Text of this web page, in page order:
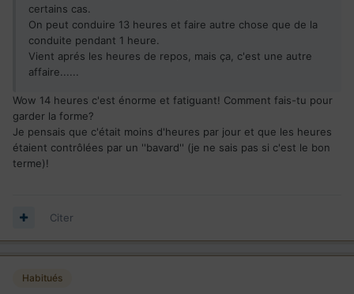
certains cas.
On peut conduire 13 heures et faire autre chose que de la
conduite pendant 1 heure.
Vient aprés les heures de repos, mais ça, c'est une autre
affaire......
Wow 14 heures c'est énorme et fatiguant! Comment fais-tu pour
garder la forme?
Je pensais que c'était moins d'heures par jour et que les heures
étaient contrôlées par un ''bavard'' (je ne sais pas si c'est le bon
terme)!
Citer
Habitués